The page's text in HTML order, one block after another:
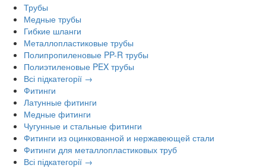
Трубы
Медные трубы
Гибкие шланги
Металлопластиковые трубы
Полипропиленовые PP-R трубы
Полиэтиленовые PEX трубы
Всі підкатегорії →
Фитинги
Латунные фитинги
Медные фитинги
Чугунные и стальные фитинги
Фитинги из оцинкованной и нержавеющей стали
Фитинги для металлопластиковых труб
Всі підкатегорії →